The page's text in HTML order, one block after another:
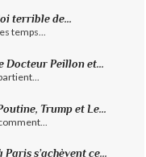
terrible de...
temps...
Docteur Peillon et...
Trump et Le...
s’achèvent ce...